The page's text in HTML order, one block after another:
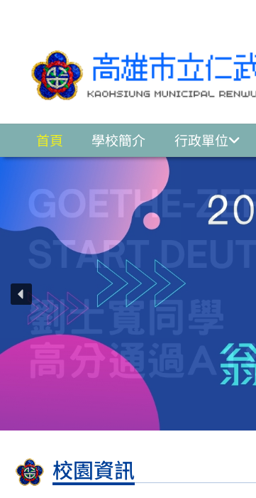
首頁 學校簡介 行政單位
校園資訊